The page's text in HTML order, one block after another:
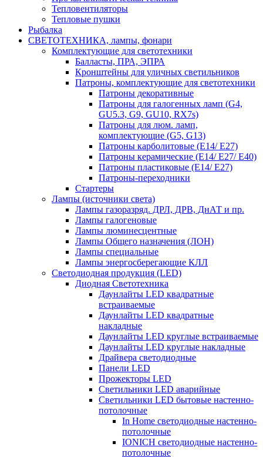
Тепловентиляторы
Тепловые пушки
Рыбалка
СВЕТОТЕХНИКА, лампы, фонари
Комплектующие для светотехники
Балласты, ПРА, ЭПРА
Кронштейны для уличных светильников
Патроны, комплектующие для светотехники
Патроны декоративные
Патроны для галогенных ламп (G4,
GU5.3, G9, GU10, RX7s)
Патроны для люм. ламп,
комплектующие (G5, G13)
Патроны карболитовые (E14/ E27)
Патроны керамические (E14/ E27/ E40)
Патроны пластиковые (E14/ E27)
Патроны-переходники
Стартеры
Лампы (источники света)
Лампы газоразряд. ДРЛ, ДРВ, ДнАТ и пр.
Лампы галогеновые
Лампы люминесцентные
Лампы Общего назначения (ЛОН)
Лампы специальные
Лампы энергосберегающие КЛЛ
Светодиодная продукция (LED)
Диодная Светотехника
Даунлайты LED квадратные
встраиваемые
Даунлайты LED квадратные
накладные
Даунлайты LED круглые встраиваемые
Даунлайты LED круглые накладные
Драйвера светодиодные
Панели LED
Прожекторы LED
Светильники LED аварийные
Светильники LED бытовые настенно-
потолочные
In Home светодиодные настенно-
потолочные
IONICH светодиодные настенно-
потолочные